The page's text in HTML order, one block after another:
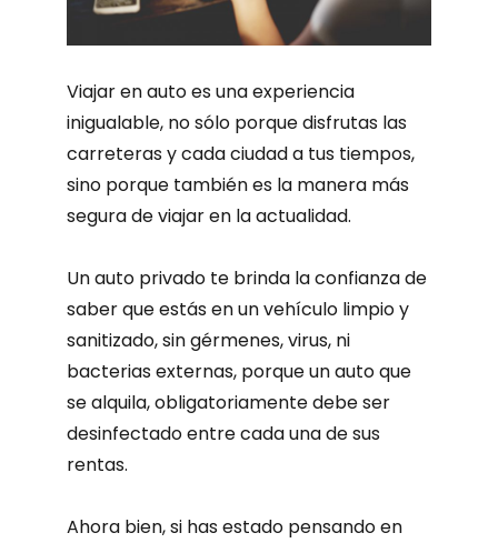
Viajar en auto es una experiencia
inigualable, no sólo porque disfrutas las
carreteras y cada ciudad a tus tiempos,
sino porque también es la manera más
segura de viajar en la actualidad.
Un auto privado te brinda la confianza de
saber que estás en un vehículo limpio y
sanitizado, sin gérmenes, virus, ni
bacterias externas, porque un auto que
se alquila, obligatoriamente debe ser
desinfectado entre cada una de sus
rentas.
Ahora bien, si has estado pensando en